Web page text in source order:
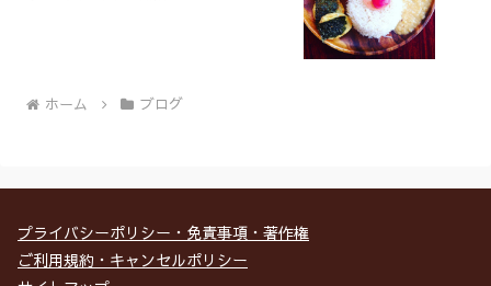
ホーム ブログ
プライバシーポリシー・免責事項・著作権
ご利用規約・キャンセルポリシー